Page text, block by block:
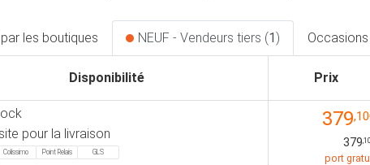
les boutiques NEUF - Vendeurs tiers (1)
Disponibilité Prix
pour la livraison
Colissimo Point Relais GLS
379
379
port